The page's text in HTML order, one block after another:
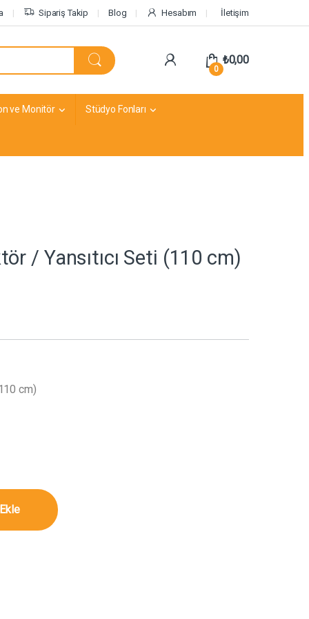
Sipariş Takip Blog Hesabım İletişim
0
₺0,00
ve Monitör Stüdyo Fonları
/ Yansıtıcı Seti (110 cm)
cm)
cm) miktar